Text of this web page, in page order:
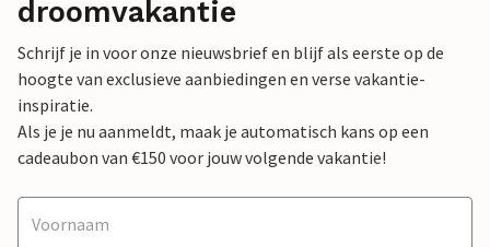
droomvakantie
Schrijf je in voor onze nieuwsbrief en blijf als eerste op de
hoogte van exclusieve aanbiedingen en verse vakantie-
inspiratie.
Als je je nu aanmeldt, maak je automatisch kans op een
cadeaubon van €150 voor jouw volgende vakantie!